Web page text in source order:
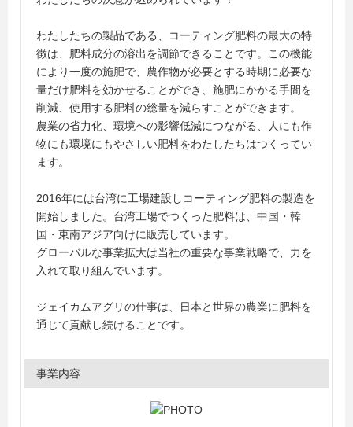
わたしたちの製品である、コーティング肥料の最大の特
徴は、肥料成分の溶出を調節できることです。この機能
により一度の施肥で、農作物が必要とする時期に必要な
量だけ肥料を効かせることができ、施肥にかかる手間を
削減、使用する肥料の総量を減らすことができます。
農業の省力化、環境への影響低減につながる、人にも作
物にも環境にもやさしい肥料をわたしたちはつくってい
ます。
2016年には台湾に工場建設しコーティング肥料の製造を
開始しました。台湾工場でつくった肥料は、中国・韓
国・東南アジア向けに販売しています。
グローバルな事業拡大は当社の重要な事業戦略で、力を
入れて取り組んでいます。
ジェイカムアグリの仕事は、日本と世界の農業に肥料を
通じて貢献し続けることです。
事業内容